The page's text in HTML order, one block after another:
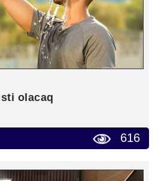
olacaq
616